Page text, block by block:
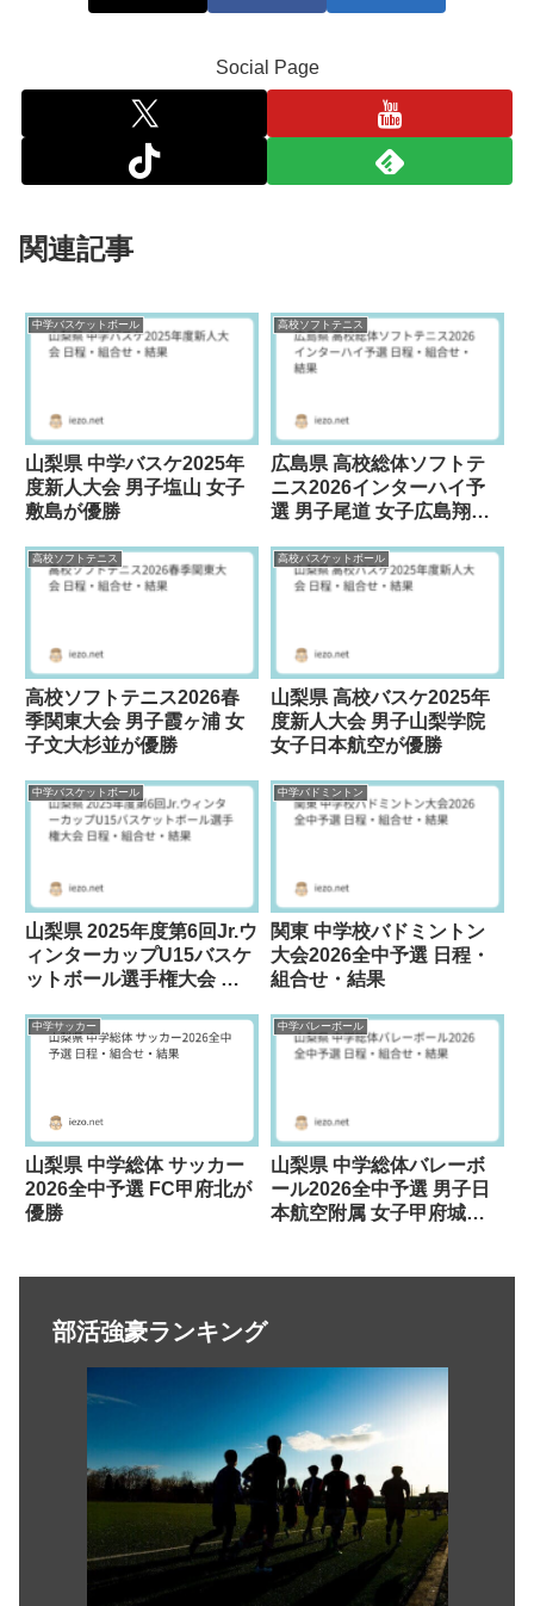
Social Page
関連記事
中学バスケットボール
山梨県 中学バスケ2025年
度新人大会 男子塩山 女子
敷島が優勝
高校ソフトテニス
広島県 高校総体ソフトテ
ニス2026インターハイ予
選 男子尾道 女子広島翔洋
高校ソフトテニス
高校ソフトテニス2026春
季関東大会 男子霞ヶ浦 女
子文大杉並が優勝
高校バスケットボール
山梨県 高校バスケ2025年
度新人大会 男子山梨学院
女子日本航空が優勝
中学バスケットボール
山梨県 2025年度第6回Jr.ウ
ィンターカップU15バスケ
ットボール選手権大会 男
SHIKISHIMAが優勝
中学バドミントン
関東 中学校バドミントン
大会2026全中予選 日程・
組合せ・結果
中学サッカー
山梨県 中学総体 サッカー
2026全中予選 FC甲府北が
優勝
中学バレーボール
山梨県 中学総体バレーボ
ール2026全中予選 男子日
本航空附属 女子甲府城南
部活強豪ランキング